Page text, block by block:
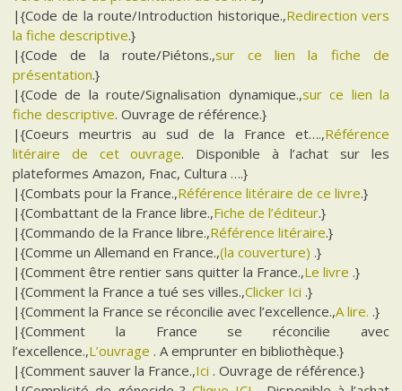
|{Code de la route/Introduction historique.,Redirection vers
la fiche descriptive.}
|{Code de la route/Piétons.,sur ce lien la fiche de
présentation.}
|{Code de la route/Signalisation dynamique.,sur ce lien la
fiche descriptive. Ouvrage de référence.}
|{Coeurs meurtris au sud de la France et….,Référence
litéraire de cet ouvrage. Disponible à l’achat sur les
plateformes Amazon, Fnac, Cultura ….}
|{Combats pour la France.,Référence litéraire de ce livre.}
|{Combattant de la France libre.,Fiche de l’éditeur.}
|{Commando de la France libre.,Référence litéraire.}
|{Comme un Allemand en France.,(la couverture) .}
|{Comment être rentier sans quitter la France.,Le livre .}
|{Comment la France a tué ses villes.,Clicker Ici .}
|{Comment la France se réconcilie avec l’excellence.,A lire. .}
|{Comment la France se réconcilie avec
l’excellence.,L’ouvrage . A emprunter en bibliothèque.}
|{Comment sauver la France.,Ici . Ouvrage de référence.}